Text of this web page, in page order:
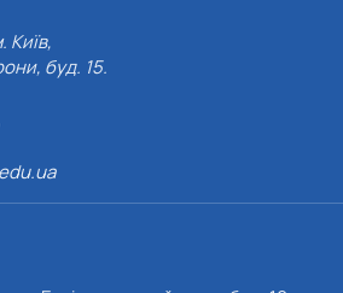
Київ,
буд. 15.